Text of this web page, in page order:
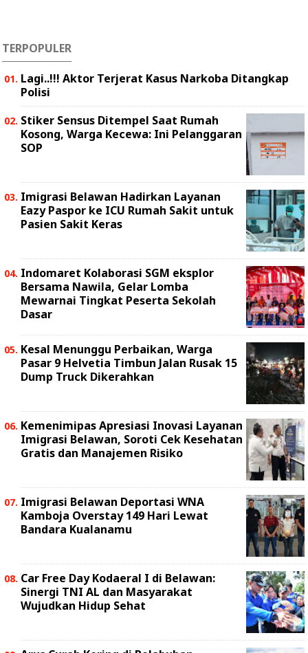
TERPOPULER
Lagi..!!! Aktor Terjerat Kasus Narkoba Ditangkap
Polisi
Stiker Sensus Ditempel Saat Rumah
Kosong, Warga Kecewa: Ini Pelanggaran
SOP
Imigrasi Belawan Hadirkan Layanan
Eazy Paspor ke ICU Rumah Sakit untuk
Pasien Sakit Keras
Indomaret Kolaborasi SGM eksplor
Bersama Nawila, Gelar Lomba
Mewarnai Tingkat Peserta Sekolah
Dasar
Kesal Menunggu Perbaikan, Warga
Pasar 9 Helvetia Timbun Jalan Rusak 15
Dump Truck Dikerahkan
Kemenimipas Apresiasi Inovasi Layanan
Imigrasi Belawan, Soroti Cek Kesehatan
Gratis dan Manajemen Risiko
Imigrasi Belawan Deportasi WNA
Kamboja Overstay 149 Hari Lewat
Bandara Kualanamu
Car Free Day Kodaeral I di Belawan:
Sinergi TNI AL dan Masyarakat
Wujudkan Hidup Sehat